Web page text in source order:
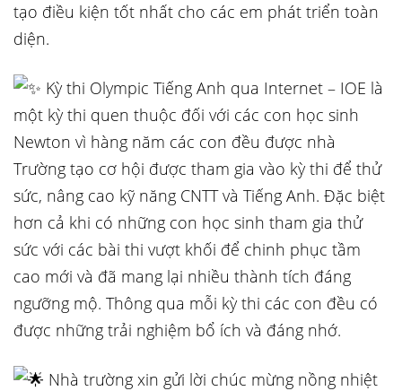
tạo điều kiện tốt nhất cho các em phát triển toàn
diện.
Kỳ thi Olympic Tiếng Anh qua Internet – IOE là
một kỳ thi quen thuộc đối với các con học sinh
Newton vì hàng năm các con đều được nhà
Trường tạo cơ hội được tham gia vào kỳ thi để thử
sức, nâng cao kỹ năng CNTT và Tiếng Anh. Đặc biệt
hơn cả khi có những con học sinh tham gia thử
sức với các bài thi vượt khối để chinh phục tầm
cao mới và đã mang lại nhiều thành tích đáng
ngưỡng mộ. Thông qua mỗi kỳ thi các con đều có
được những trải nghiệm bổ ích và đáng nhớ.
Nhà trường xin gửi lời chúc mừng nồng nhiệt